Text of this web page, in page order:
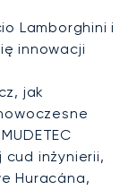
Lamborghini i
innowacji
jak
cud inżynierii,
Huracána,